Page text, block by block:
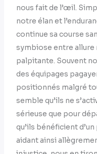
nous fait de l’œil.
notre élan et
continue sa course
symbiose entre allure
palpitante. Souvent
des équipages
positionnés malgré
semble qu’ils ne
sérieuse que pour
qu’ils bénéficient
aidant ainsi